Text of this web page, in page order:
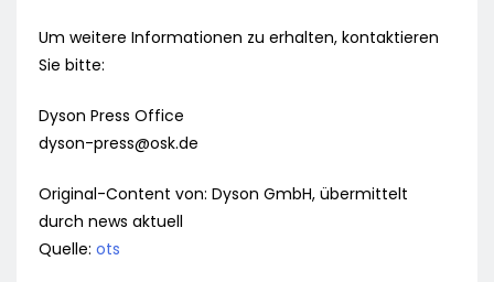
Um weitere Informationen zu erhalten, kontaktieren
Sie bitte:
Dyson Press Office
dyson-press@osk.de
Original-Content von: Dyson GmbH, übermittelt
durch news aktuell
Quelle: ots